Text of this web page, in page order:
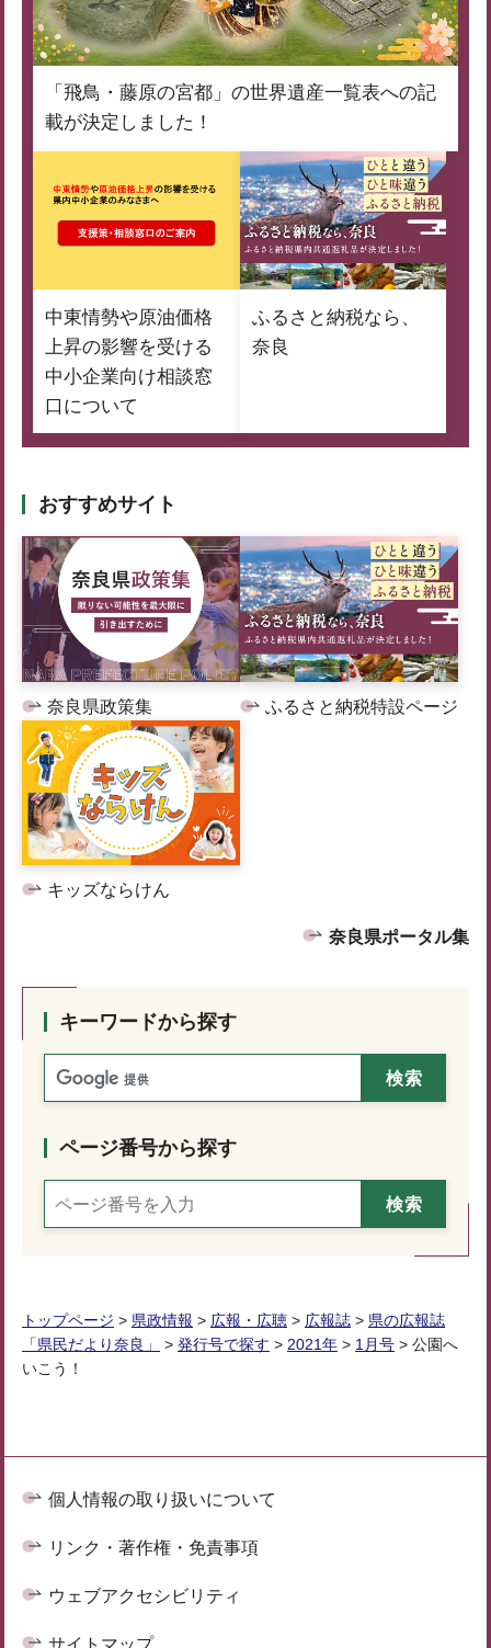
「飛鳥・藤原の宮都」の世界遺産一覧表への記
載が決定しました！
中東情勢や原油価格
上昇の影響を受ける
中小企業向け相談窓
口について
ふるさと納税なら、
奈良
おすすめサイト
奈良県政策集 ふるさと納税特設ページ
キッズならけん
奈良県ポータル集
キーワードから探す
ページ番号から探す
トップページ > 県政情報 > 広報・広聴 > 広報誌 > 県の広報誌
「県民だより奈良」
> 発行号で探す > 2021年 > 1月号 > 公園へ
いこう！
個人情報の取り扱いについて
リンク・著作権・免責事項
ウェブアクセシビリティ